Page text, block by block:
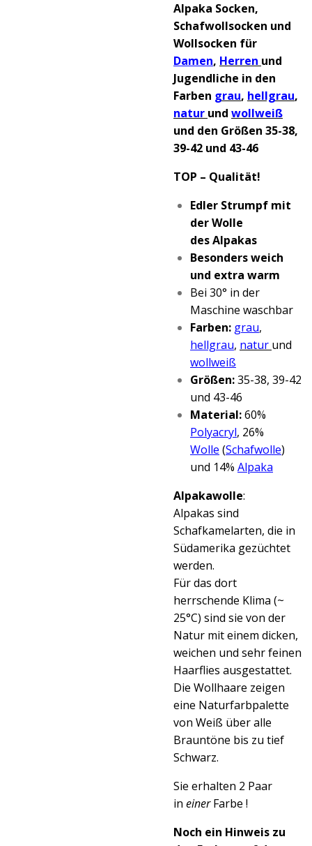
Alpaka Socken,
Schafwollsocken und
Wollsocken für
Damen, Herren und
Jugendliche in den
Farben grau, hellgrau,
natur und wollweiß
und den Größen 35-38,
39-42 und 43-46
TOP – Qualität!
Edler Strumpf mit
der Wolle
desAlpakas
Besonders weich
und extra warm
Bei 30° in der
Maschine waschbar
Farben: grau,
hellgrau, natur und
wollweiß
Größen:35-38, 39-42
und 43-46
Material:60%
Polyacryl, 26%
Wolle (Schafwolle)
und 14% Alpaka
Alpakawolle:
Alpakas sind
Schafkamelarten, die in
Südamerika gezüchtet
werden.
Für das dort
herrschende Klima (~
25°C) sind sie von der
Natur mit einem dicken,
weichen und sehr feinen
Haarflies ausgestattet.
Die Wollhaare zeigen
eine Naturfarbpalette
von Weiß über alle
Brauntöne bis zu tief
Schwarz.
Sie erhalten 2 Paar
in einerFarbe !
Noch ein Hinweis zu